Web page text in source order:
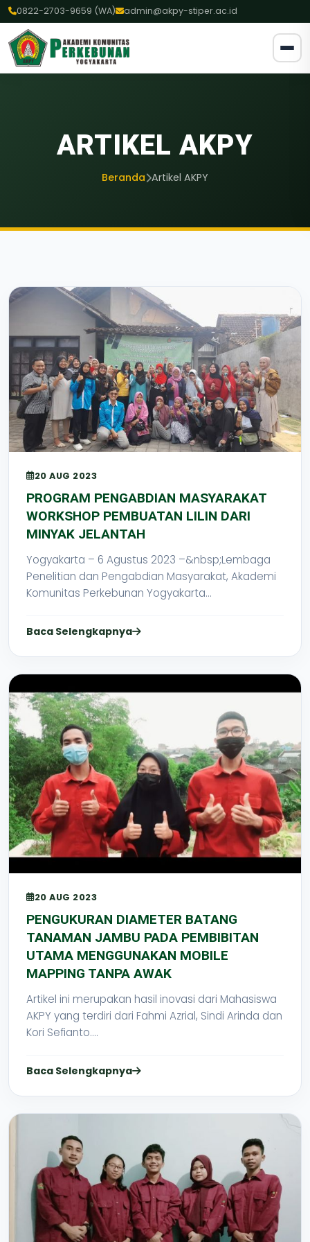
0822-2703-9659 (WA) admin@akpy-stiper.ac.id
ARTIKEL AKPY
Beranda Artikel AKPY
20 AUG 2023
PROGRAM PENGABDIAN MASYARAKAT
WORKSHOP PEMBUATAN LILIN DARI
MINYAK JELANTAH
Yogyakarta – 6 Agustus 2023 –&nbsp;Lembaga
Penelitian dan Pengabdian Masyarakat, Akademi
Komunitas Perkebunan Yogyakarta...
Baca Selengkapnya
20 AUG 2023
PENGUKURAN DIAMETER BATANG
TANAMAN JAMBU PADA PEMBIBITAN
UTAMA MENGGUNAKAN MOBILE
MAPPING TANPA AWAK
Artikel ini merupakan hasil inovasi dari Mahasiswa
AKPY yang terdiri dari Fahmi Azrial, Sindi Arinda dan
Kori Sefianto....
Baca Selengkapnya